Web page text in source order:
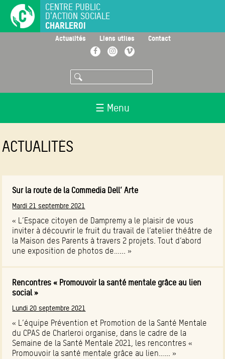
principal
CENTRE PUBLIC
D'ACTION SOCIALE
CHARLEROI
Actualités Liens utiles Contact
FacebookInstagramVimeo
Rechercher
☰ Menu
ACTUALITÉS
Sur la route de la Commedia Dell’ Arte
Mardi 21 septembre 2021
« L’Espace citoyen de Dampremy a le plaisir de vous
inviter à découvrir le fruit du travail de l’atelier théâtre de
la Maison des Parents à travers 2 projets. Tout d’abord
une exposition de photos de…... »
Rencontres « Promouvoir la santé mentale grâce au lien
social »
Lundi 20 septembre 2021
« L’équipe Prévention et Promotion de la Santé Mentale
du CPAS de Charleroi organise, dans le cadre de la
Semaine de la Santé Mentale 2021, les rencontres «
Promouvoir la santé mentale grâce au lien…... »